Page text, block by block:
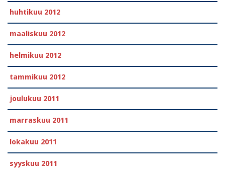
huhtikuu 2012
maaliskuu 2012
helmikuu 2012
tammikuu 2012
joulukuu 2011
marraskuu 2011
lokakuu 2011
syyskuu 2011